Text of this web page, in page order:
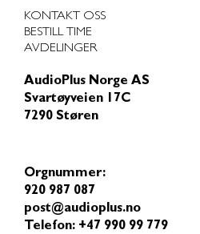
KONTAKT OSS
BESTILL TIME
AVDELINGER
AudioPlus Norge AS
Svartøyveien 17C
7290 Støren
Orgnummer:
920 987 087
post@audioplus.no
Telefon: +47 990 99 779